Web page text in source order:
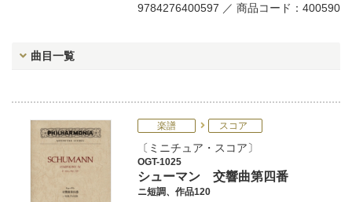
9784276400597 ／ 商品コード：400590
曲目一覧
楽譜 スコア
ミニチュア・スコア
OGT-1025
シューマン 交響曲第四番
ニ短調、作品120